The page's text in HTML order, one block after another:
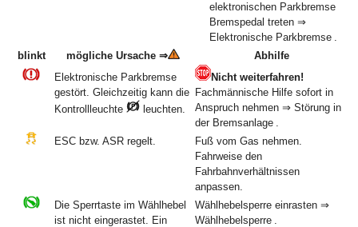
elektronischen Parkbremse
Bremspedal treten ⇒
Elektronische Parkbremse .
blinkt
mögliche Ursache ⇒
Abhilfe
Elektronische Parkbremse
gestört. Gleichzeitig kann die
Kontrollleuchte
leuchten.
Nicht weiterfahren!
Fachmännische Hilfe sofort in
Anspruch nehmen ⇒ Störung in
der Bremsanlage .
ESC bzw. ASR regelt.
Fuß vom Gas nehmen.
Fahrweise den
Fahrbahnverhältnissen
anpassen.
Die Sperrtaste im Wählhebel
ist nicht eingerastet. Ein
Wählhebelsperre einrasten ⇒
Wählhebelsperre .